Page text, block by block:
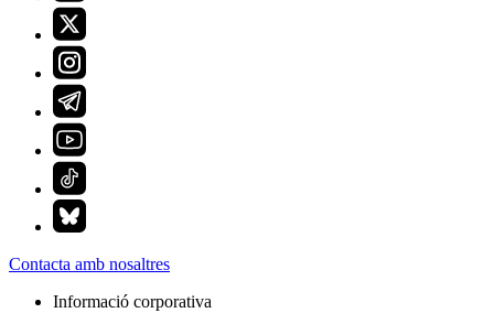
Contacta amb nosaltres
Informació corporativa